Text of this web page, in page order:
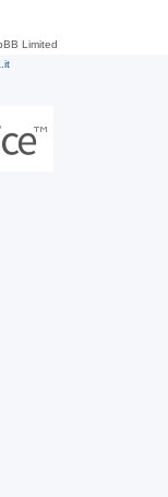
Limited